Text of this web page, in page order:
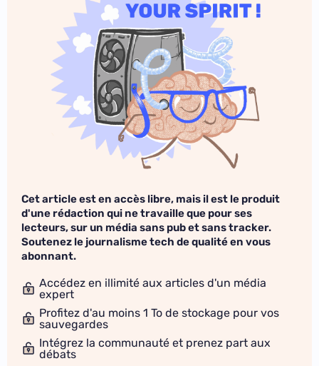
Cet article est en accès libre, mais il est le produit
d'une rédaction qui ne travaille que pour ses
lecteurs, sur un média sans pub et sans tracker.
Soutenez le journalisme tech de qualité en vous
abonnant.
Accédez en illimité aux articles d'un média
expert
Profitez d'au moins 1 To de stockage pour vos
sauvegardes
Intégrez la communauté et prenez part aux
débats